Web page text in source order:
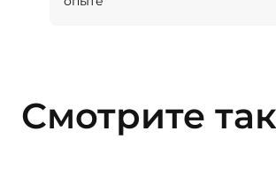
Смотрите